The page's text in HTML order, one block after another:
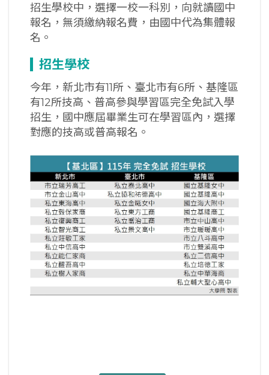
招生學校中，選擇一校一科別，向就讀國中
報名，無須繳納報名費，由國中代為集體報
名。
招生學校
今年，新北市有11所、臺北市有6所、基隆區
有12所技高、普高參與學習區完全免試入學
招生，國中應屆畢業生可在學習區內，選擇
對應的技高或普高報名。